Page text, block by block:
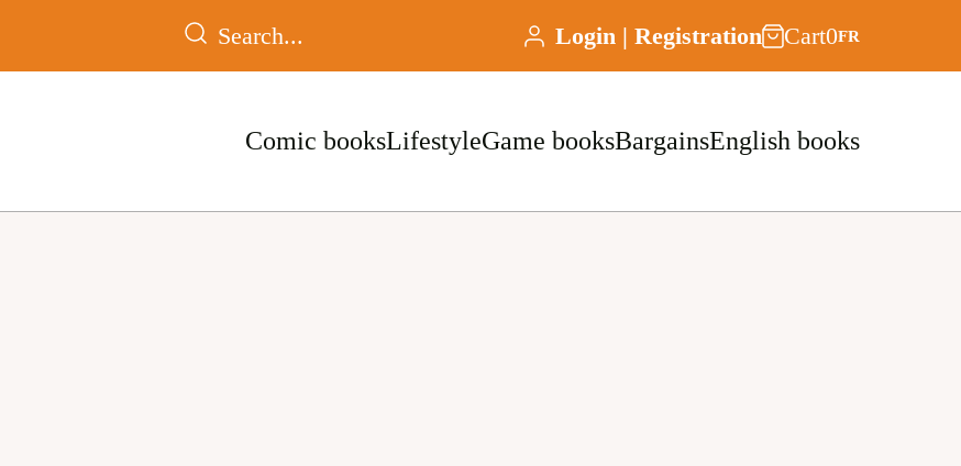
Login | Registration Cart0FR
Comic booksLifestyleGame booksBargainsEnglish books